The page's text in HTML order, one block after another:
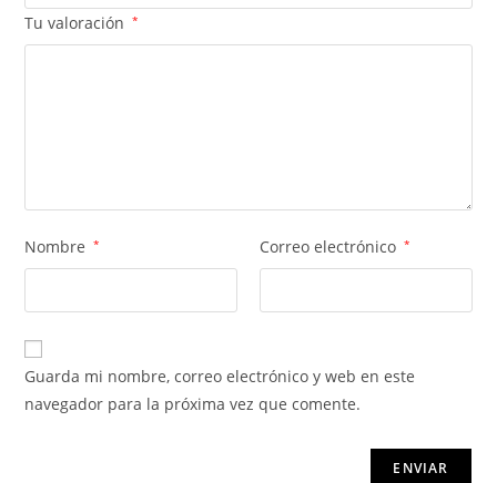
Tu valoración *
Nombre * Correo electrónico *
Guarda mi nombre, correo electrónico y web en este
navegador para la próxima vez que comente.